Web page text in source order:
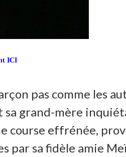
ICI
pas comme les
sa grand-mère
course effrénée,
par sa fidèle amie